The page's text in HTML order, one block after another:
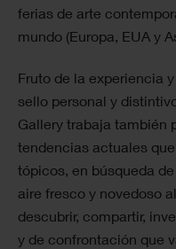
ferias de arte
mundo (Europa, EUA y
Fruto de la experiencia
sello personal y
Gallery trabaja también
tendencias actuales
tópicos, en búsqueda
aire fresco y novedoso
descubrir, compartir,
y de confrontación que